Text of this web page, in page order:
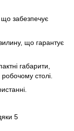
забезпечує
що гарантує
габарити,
столі.
5